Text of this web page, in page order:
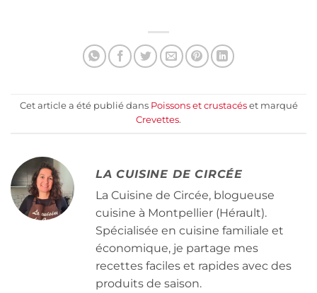
Cet article a été publié dans Poissons et crustacéset marqué
Crevettes.
LA CUISINE DE CIRCÉE
La Cuisine de Circée, blogueuse
cuisine à Montpellier (Hérault).
Spécialisée en cuisine familiale et
économique, je partage mes
recettes faciles et rapides avec des
produits de saison.